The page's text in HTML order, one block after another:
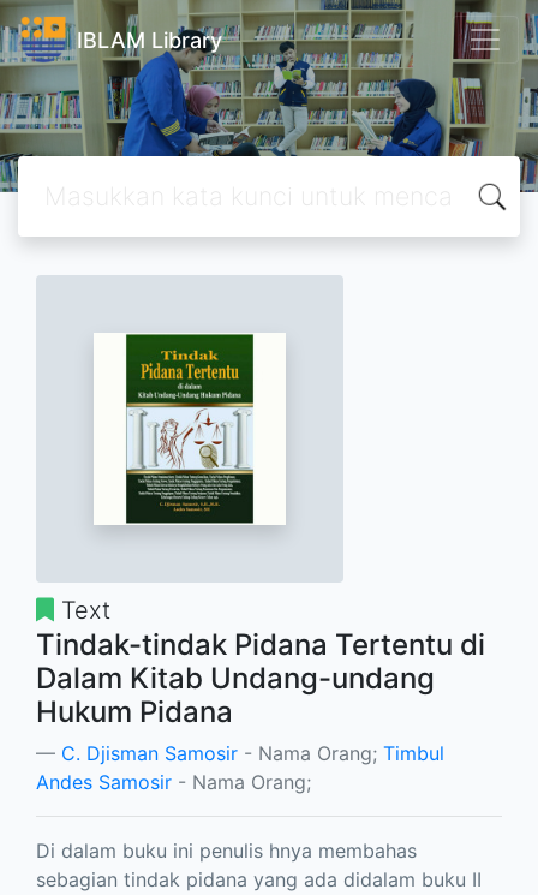
IBLAM Library
Text
Tindak-tindak Pidana Tertentu di
Dalam Kitab Undang-undang
Hukum Pidana
C. Djisman Samosir - Nama Orang; Timbul
Andes Samosir - Nama Orang;
Di dalam buku ini penulis hnya membahas
sebagian tindak pidana yang ada didalam buku II